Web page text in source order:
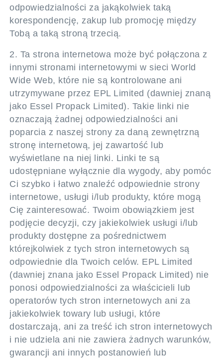
odpowiedzialności za jakąkolwiek taką
korespondencję, zakup lub promocję między
Tobą a taką stroną trzecią.
2. Ta strona internetowa może być połączona z
innymi stronami internetowymi w sieci World
Wide Web, które nie są kontrolowane ani
utrzymywane przez EPL Limited (dawniej znaną
jako Essel Propack Limited). Takie linki nie
oznaczają żadnej odpowiedzialności ani
poparcia z naszej strony za daną zewnętrzną
stronę internetową, jej zawartość lub
wyświetlane na niej linki. Linki te są
udostępniane wyłącznie dla wygody, aby pomóc
Ci szybko i łatwo znaleźć odpowiednie strony
internetowe, usługi i/lub produkty, które mogą
Cię zainteresować. Twoim obowiązkiem jest
podjęcie decyzji, czy jakiekolwiek usługi i/lub
produkty dostępne za pośrednictwem
którejkolwiek z tych stron internetowych są
odpowiednie dla Twoich celów. EPL Limited
(dawniej znana jako Essel Propack Limited) nie
ponosi odpowiedzialności za właścicieli lub
operatorów tych stron internetowych ani za
jakiekolwiek towary lub usługi, które
dostarczają, ani za treść ich stron internetowych
i nie udziela ani nie zawiera żadnych warunków,
gwarancji ani innych postanowień lub